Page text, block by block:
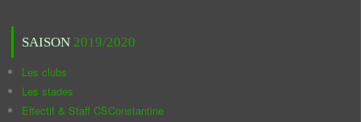
SAISON 2019/2020
Les clubs
Les stades
Effectif & Staff CSConstantine